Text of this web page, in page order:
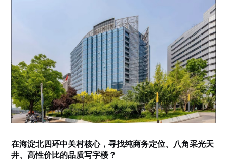
在海淀北四环中关村核心，寻找纯商务定位、八角采光天
井、高性价比的品质写字楼？